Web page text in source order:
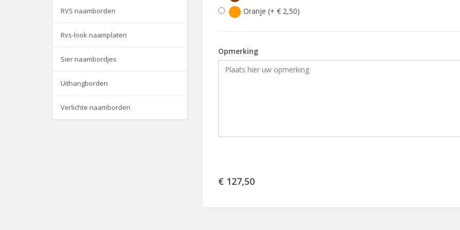
RVS naamborden
Rvs-look naamplaten
Sier naambordjes
Uithangborden
Verlichte naamborden
Oranje (+ € 2,50)
Opmerking
€ 127,50